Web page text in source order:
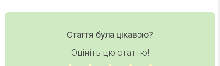
Стаття була цікавою?
Оцініть цю статтю!